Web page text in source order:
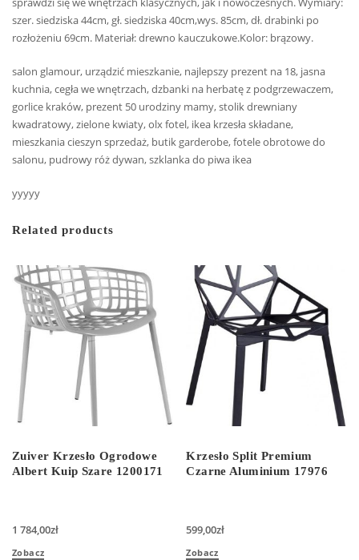
szer. siedziska 44cm, gł. siedziska 40cm,wys. 85cm, dł. drabinki po
rozłożeniu 69cm. Materiał: drewno kauczukowe.Kolor: brązowy.
salon glamour, urządzić mieszkanie, najlepszy prezent na 18, jasna
kuchnia, cegła we wnętrzach, dzbanki na herbatę z podgrzewaczem,
gorlice kraków, prezent 50 urodziny mamy, stolik drewniany
kwadratowy, zielone kwiaty, olx fotel, ikea krzesła składane,
mieszkania cieszyn sprzedaż, butik garderobe, fotele obrotowe do
salonu, pudrowy róż dywan, szklanka do piwa ikea
yyyyy
Related products
Zuiver Krzesło Ogrodowe
Albert Kuip Szare 1200171
1 784,00zł
Zobacz
Krzesło Split Premium
Czarne Aluminium 17976
599,00zł
Zobacz